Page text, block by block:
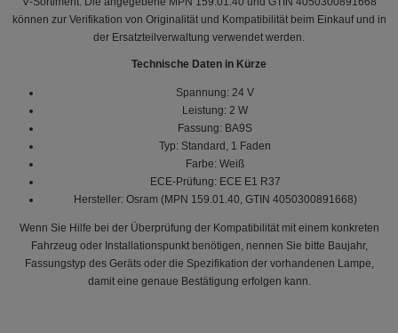
können zur Verifikation von Originalität und Kompatibilität beim Einkauf und in
der Ersatzteilverwaltung verwendet werden.
Technische Daten in Kürze
Spannung: 24 V
Leistung: 2 W
Fassung: BA9S
Typ: Standard, 1 Faden
Farbe: Weiß
ECE‑Prüfung: ECE E1 R37
Hersteller: Osram (MPN 159.01.40, GTIN 4050300891668)
Wenn Sie Hilfe bei der Überprüfung der Kompatibilität mit einem konkreten
Fahrzeug oder Installationspunkt benötigen, nennen Sie bitte Baujahr,
Fassungstyp des Geräts oder die Spezifikation der vorhandenen Lampe,
damit eine genaue Bestätigung erfolgen kann.